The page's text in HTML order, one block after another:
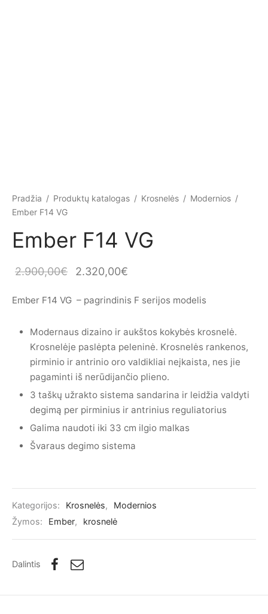
Pradžia / Produktų katalogas / Krosnelės / Modernios /
Ember F14 VG
Ember F14 VG
2.900,00€
Original
2.900,00€.
2.320,00€
2.320,00€.
Ember F14 VG – pagrindinis F serijos modelis
Modernaus dizaino ir aukštos kokybės krosnelė.
Krosnelėje paslėpta peleninė. Krosnelės rankenos,
pirminio ir antrinio oro valdikliai neįkaista, nes jie
pagaminti iš nerūdijančio plieno.
3 taškų užrakto sistema sandarina ir leidžia valdyti
degimą per pirminius ir antrinius reguliatorius
Galima naudoti iki 33 cm ilgio malkas
Švaraus degimo sistema
Kategorijos: Krosnelės,
Modernios
Žymos:
Ember, krosnelė
Dalintis